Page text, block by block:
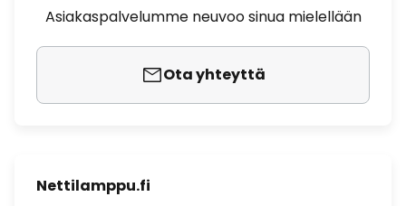
Asiakaspalvelumme neuvoo sinua mielellään
Ota yhteyttä
Nettilamppu.fi